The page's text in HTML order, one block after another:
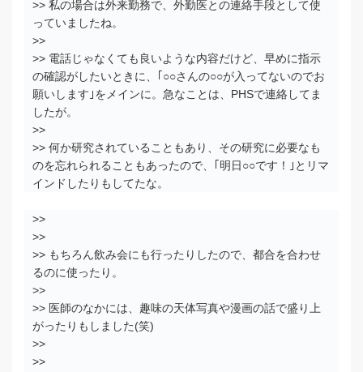
>> 私の場合は外来勤務で、外勤医との連絡手段として使
っていましたね。
>>
>> 電話じゃなくても良いような内容だけど、早めに指示
の確認がしたいときに、｢○○さんの○○が入ってないのでお
願いします｣をメインに。急なことは、PHSで連絡してま
したが。
>>
>> 何か研究されていることもあり、その研究に必要なも
のを忘れられることもあったので、｢明日○○です！｣とリマ
インドしたりもしてたな。
>>
>>
>> もちろん飲み会にも行ったりしたので、都合を合わせ
るのに使ったり。
>>
>> 医師のなかには、趣味の天体写真や漫画の話で盛り上
がったりもしました(笑)
>>
>>